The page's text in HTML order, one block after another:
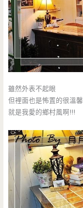
雖然外表不起眼
但裡面也是怖置的很溫馨
就是我愛的鄉村風啊!!!